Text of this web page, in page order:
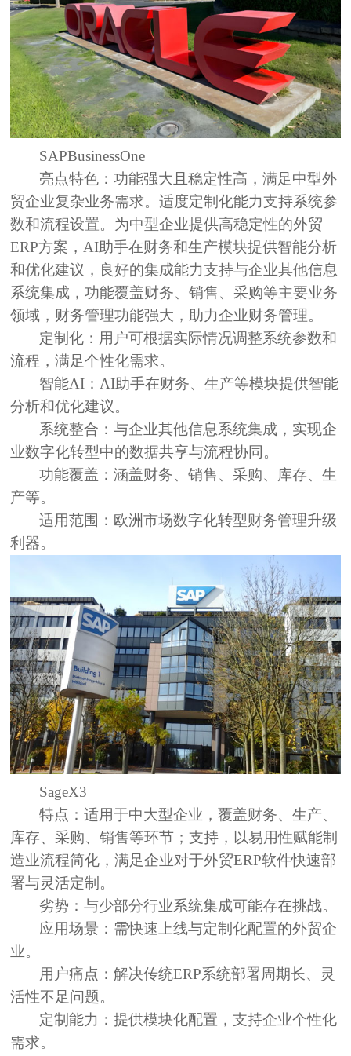
SAPBusinessOne
亮点特色：功能强大且稳定性高，满足中型外
贸企业复杂业务需求。适度定制化能力支持系统参
数和流程设置。为中型企业提供高稳定性的外贸
ERP方案，AI助手在财务和生产模块提供智能分析
和优化建议，良好的集成能力支持与企业其他信息
系统集成，功能覆盖财务、销售、采购等主要业务
领域，财务管理功能强大，助力企业财务管理。
定制化： 用户可根据实际情况调整系统参数和
流程，满足个性化需求。
智能AI： AI助手在财务、生产等模块提供智能
分析和优化建议。
系统整合：与企业其他信息系统集成，实现企
业数字化转型中的数据共享与流程协同。
功能覆盖：涵盖财务、销售、采购、库存、生
产等。
适用范围： 欧洲市场数字化转型财务管理升级
利器。
SageX3
特点：适用于中大型企业，覆盖财务、生产、
库存、采购、销售等环节；支持，以易用性赋能制
造业流程简化，满足企业对于外贸ERP软件快速部
署与灵活定制。
劣势：与少部分行业系统集成可能存在挑战。
应用场景： 需快速上线与定制化配置的外贸企
业。
用户痛点：解决传统ERP系统部署周期长、灵
活性不足问题。
定制能力：提供模块化配置，支持企业个性化
需求。